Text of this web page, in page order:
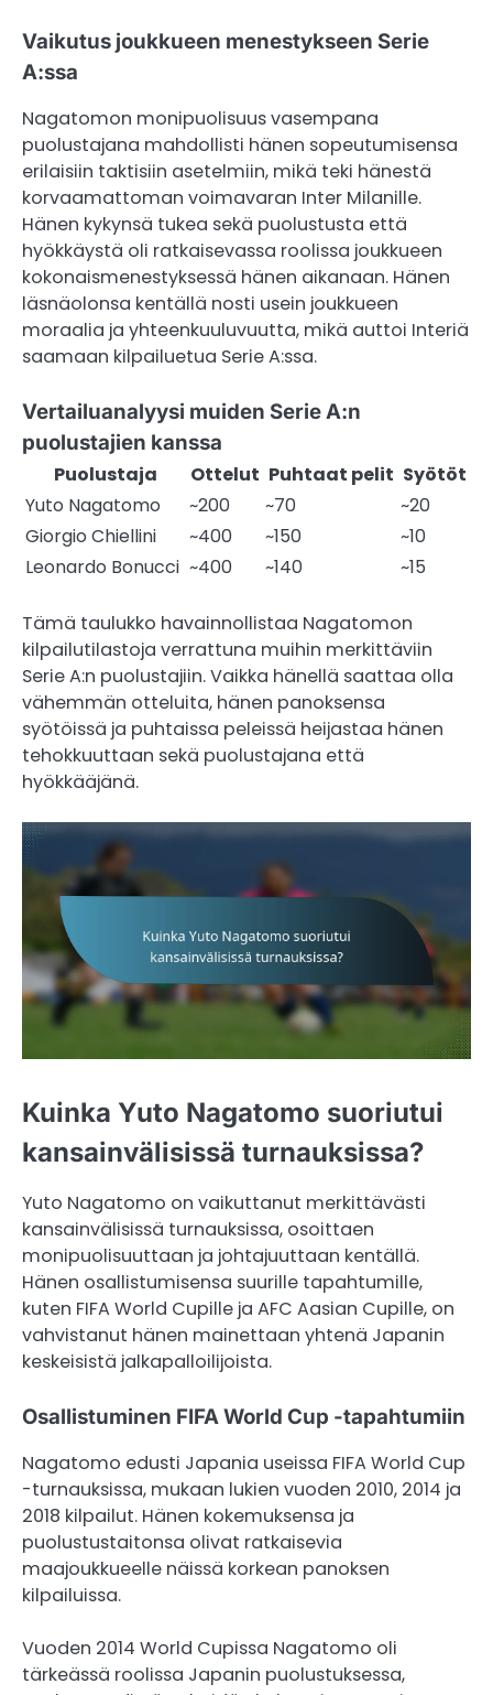
Vaikutus joukkueen menestykseen Serie
A:ssa
Nagatomon monipuolisuus vasempana
puolustajana mahdollisti hänen sopeutumisensa
erilaisiin taktisiin asetelmiin, mikä teki hänestä
korvaamattoman voimavaran Inter Milanille.
Hänen kykynsä tukea sekä puolustusta että
hyökkäystä oli ratkaisevassa roolissa joukkueen
kokonaismenestyksessä hänen aikanaan. Hänen
läsnäolonsa kentällä nosti usein joukkueen
moraalia ja yhteenkuuluvuutta, mikä auttoi Interiä
saamaan kilpailuetua Serie A:ssa.
Vertailuanalyysi muiden Serie A:n
puolustajien kanssa
Puolustaja
Ottelut Puhtaat pelit Syötöt
Yuto Nagatomo
~200 ~70
~20
Giorgio Chiellini
~400 ~150
~10
Leonardo Bonucci ~400 ~140 ~15
Tämä taulukko havainnollistaa Nagatomon
kilpailutilastoja verrattuna muihin merkittäviin
Serie A:n puolustajiin. Vaikka hänellä saattaa olla
vähemmän otteluita, hänen panoksensa
syötöissä ja puhtaissa peleissä heijastaa hänen
tehokkuuttaan sekä puolustajana että
hyökkääjänä.
Kuinka Yuto Nagatomo suoriutui
kansainvälisissä turnauksissa?
Yuto Nagatomo on vaikuttanut merkittävästi
kansainvälisissä turnauksissa, osoittaen
monipuolisuuttaan ja johtajuuttaan kentällä.
Hänen osallistumisensa suurille tapahtumille,
kuten FIFA World Cupille ja AFC Aasian Cupille, on
vahvistanut hänen mainettaan yhtenä Japanin
keskeisistä jalkapalloilijoista.
Osallistuminen FIFA World Cup -tapahtumiin
Nagatomo edusti Japania useissa FIFA World Cup
-turnauksissa, mukaan lukien vuoden 2010, 2014 ja
2018 kilpailut. Hänen kokemuksensa ja
puolustustaitonsa olivat ratkaisevia
maajoukkueelle näissä korkean panoksen
kilpailuissa.
Vuoden 2014 World Cupissa Nagatomo oli
tärkeässä roolissa Japanin puolustuksessa,